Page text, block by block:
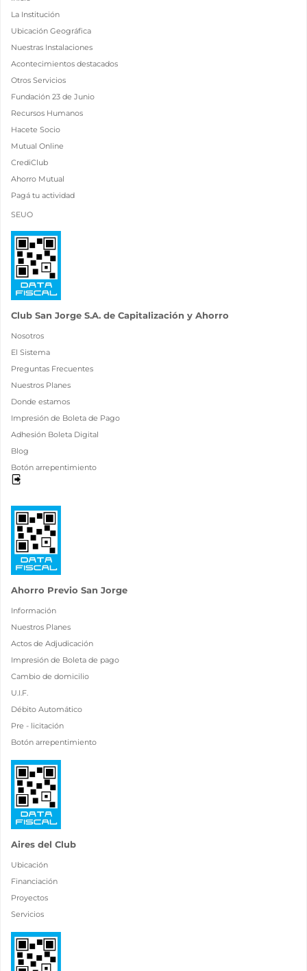
La Institución
Ubicación Geográfica
Nuestras Instalaciones
Acontecimientos destacados
Otros Servicios
Fundación 23 de Junio
Recursos Humanos
Hacete Socio
Mutual Online
CrediClub
Ahorro Mutual
Pagá tu actividad
SEUO
Club San Jorge S.A. de Capitalización y Ahorro
Nosotros
El Sistema
Preguntas Frecuentes
Nuestros Planes
Donde estamos
Impresión de Boleta de Pago
Adhesión Boleta Digital
Blog
Botón arrepentimiento
Ahorro Previo San Jorge
Información
Nuestros Planes
Actos de Adjudicación
Impresión de Boleta de pago
Cambio de domicilio
U.I.F.
Débito Automático
Pre - licitación
Botón arrepentimiento
Aires del Club
Ubicación
Financiación
Proyectos
Servicios